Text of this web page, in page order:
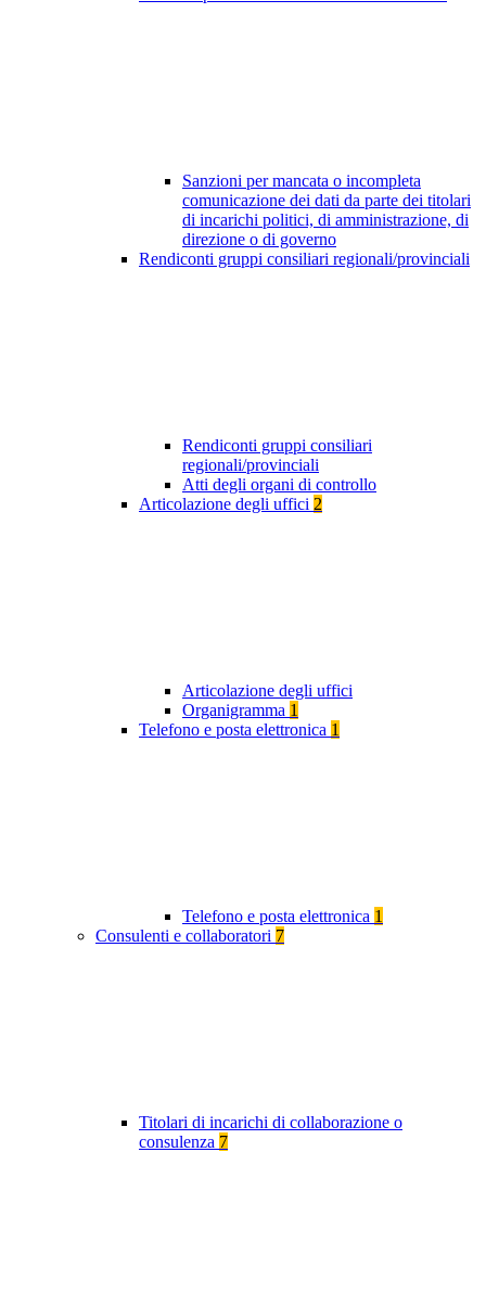
Sanzioni per mancata o incompleta
comunicazione dei dati da parte dei titolari
di incarichi politici, di amministrazione, di
direzione o di governo
Rendiconti gruppi consiliari regionali/provinciali
Rendiconti gruppi consiliari
regionali/provinciali
Atti degli organi di controllo
Articolazione degli uffici 2
Articolazione degli uffici
Organigramma 1
Telefono e posta elettronica 1
Telefono e posta elettronica 1
Consulenti e collaboratori 7
Titolari di incarichi di collaborazione o
consulenza 7